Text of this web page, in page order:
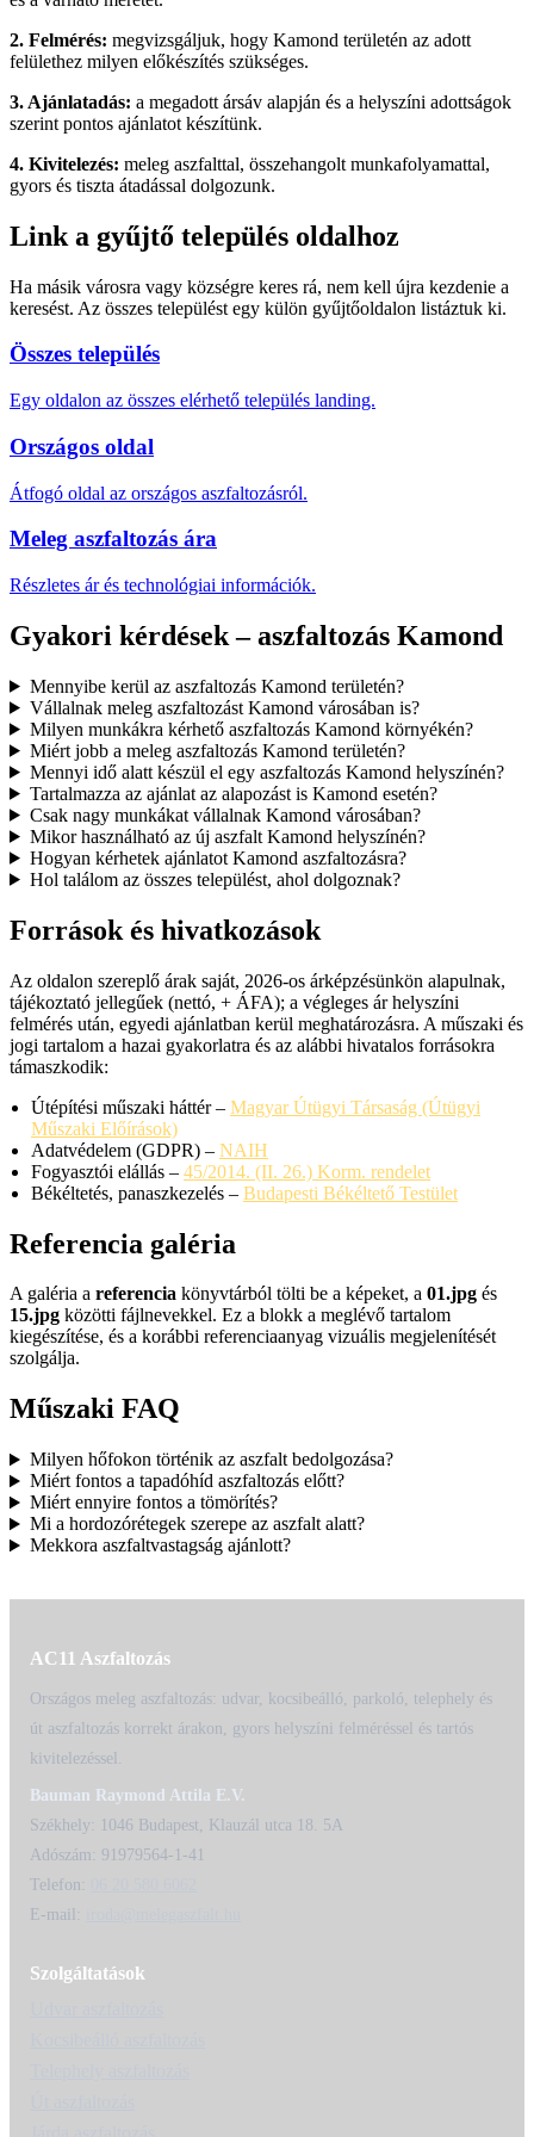
2. Felmérés: megvizsgáljuk, hogy Kamond területén az adott
felülethez milyen előkészítés szükséges.
3. Ajánlatadás: a megadott ársáv alapján és a helyszíni adottságok
szerint pontos ajánlatot készítünk.
4. Kivitelezés: meleg aszfalttal, összehangolt munkafolyamattal,
gyors és tiszta átadással dolgozunk.
Link a gyűjtő település oldalhoz
Ha másik városra vagy községre keres rá, nem kell újra kezdenie a
keresést. Az összes települést egy külön gyűjtőoldalon listáztuk ki.
Összes település
Egy oldalon az összes elérhető település landing.
Országos oldal
Átfogó oldal az országos aszfaltozásról.
Meleg aszfaltozás ára
Részletes ár és technológiai információk.
Gyakori kérdések – aszfaltozás Kamond
Mennyibe kerül az aszfaltozás Kamond területén?
Vállalnak meleg aszfaltozást Kamond városában is?
Milyen munkákra kérhető aszfaltozás Kamond környékén?
Miért jobb a meleg aszfaltozás Kamond területén?
Mennyi idő alatt készül el egy aszfaltozás Kamond helyszínén?
Tartalmazza az ajánlat az alapozást is Kamond esetén?
Csak nagy munkákat vállalnak Kamond városában?
Mikor használható az új aszfalt Kamond helyszínén?
Hogyan kérhetek ajánlatot Kamond aszfaltozásra?
Hol találom az összes települést, ahol dolgoznak?
Források és hivatkozások
Az oldalon szereplő árak saját, 2026-os árképzésünkön alapulnak,
tájékoztató jellegűek (nettó, + ÁFA); a végleges ár helyszíni
felmérés után, egyedi ajánlatban kerül meghatározásra. A műszaki és
jogi tartalom a hazai gyakorlatra és az alábbi hivatalos forrásokra
támaszkodik:
Útépítési műszaki háttér – Magyar Útügyi Társaság (Útügyi
Műszaki Előírások)
Adatvédelem (GDPR) – NAIH
Fogyasztói elállás – 45/2014. (II. 26.) Korm. rendelet
Békéltetés, panaszkezelés – Budapesti Békéltető Testület
Referencia galéria
A galéria a referencia könyvtárból tölti be a képeket, a 01.jpg és
15.jpg közötti fájlnevekkel. Ez a blokk a meglévő tartalom
kiegészítése, és a korábbi referenciaanyag vizuális megjelenítését
szolgálja.
Műszaki FAQ
Milyen hőfokon történik az aszfalt bedolgozása?
Miért fontos a tapadóhíd aszfaltozás előtt?
Miért ennyire fontos a tömörítés?
Mi a hordozórétegek szerepe az aszfalt alatt?
Mekkora aszfaltvastagság ajánlott?
AC11 Aszfaltozás
Országos meleg aszfaltozás: udvar, kocsibeálló, parkoló, telephely és
út aszfaltozás korrekt árakon, gyors helyszíni felméréssel és tartós
kivitelezéssel.
Bauman Raymond Attila E.V.
Székhely: 1046 Budapest, Klauzál utca 18. 5A
Adószám: 91979564-1-41
Telefon:
E-mail:
Szolgáltatások